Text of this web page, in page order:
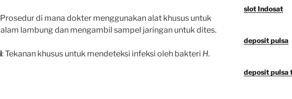
Prosedur di mana dokter menggunakan alat khusus untuk
lambung dan mengambil sampel jaringan untuk dites.
: Tekanan khusus untuk mendeteksi infeksi oleh bakteri H.
slot Indosat
deposit pulsa
deposit pulsa